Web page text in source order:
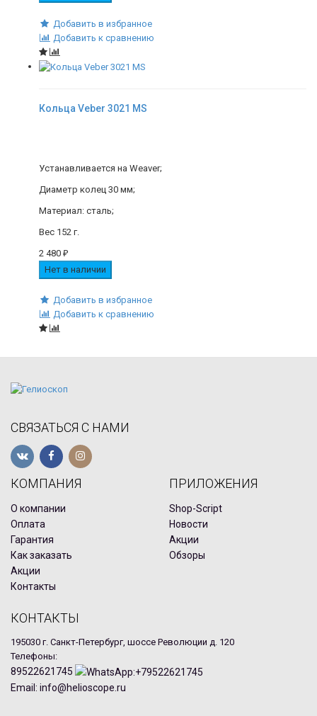
Добавить в избранное
Добавить к сравнению
Кольца Veber 3021 MS
Устанавливается на Weaver;
Диаметр колец 30 мм;
Материал: сталь;
Вес 152 г.
2 480 ₽
Нет в наличии
Добавить в избранное
Добавить к сравнению
СВЯЗАТЬСЯ С НАМИ
КОМПАНИЯ
О компании
Оплата
Гарантия
Как заказать
Акции
Контакты
ПРИЛОЖЕНИЯ
Shop-Script
Новости
Акции
Обзоры
КОНТАКТЫ
195030 г. Санкт-Петербург, шоссе Революции д. 120
Телефоны:
89522621745
Email: info@helioscope.ru